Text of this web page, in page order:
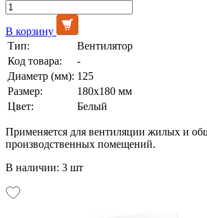
В корзину
Тип:
Вентилятор
Код товара:
-
Диаметр (мм): 125
Размер:
180x180 мм
Цвет:
Белый
Применяется для вентиляции жилых и
производственных помещений.
В наличии: 3 шт